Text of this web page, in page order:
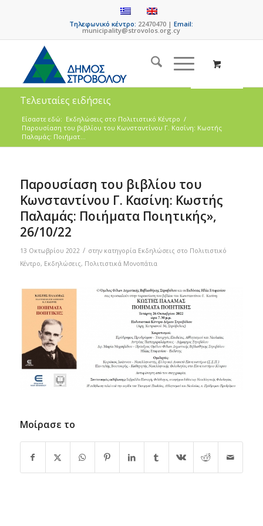
Τηλεφωνικό κέντρο: 22470470 |Email:
municipality@strovolos.org.cy
Τελευταίες ειδήσεις
Είσαστε εδώ: Eκδηλώσεις στο Πολιτιστικό Κέντρο /
Παρουσίαση του βιβλίου του Κωνσταντίνου Γ. Κασίνη: Κωστής
Παλαμάς: Ποιήματ...
Παρουσίαση του βιβλίου του
Κωνσταντίνου Γ. Κασίνη: Κωστής
Παλαμάς: Ποιήματα Ποιητικής»,
26/10/22
13 Οκτωβρίου 2022 / στην κατηγορία Eκδηλώσεις στο Πολιτιστικό
Κέντρο, Εκδηλώσεις, Πολιτιστικά Μονοπάτια
Μοίρασε το